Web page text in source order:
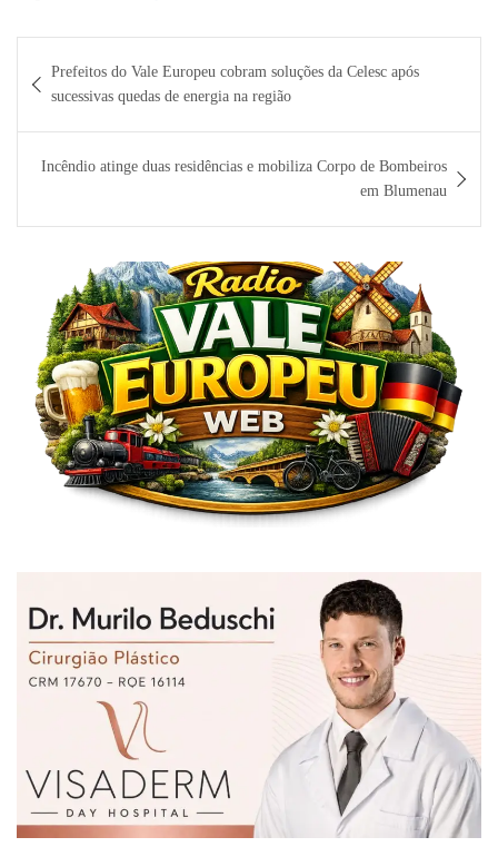
de
Post
Prefeitos do Vale Europeu cobram soluções da Celesc após
sucessivas quedas de energia na região
Incêndio atinge duas residências e mobiliza Corpo de Bombeiros
em Blumenau